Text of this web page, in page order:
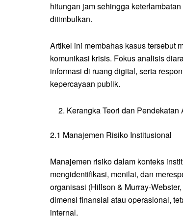
hitungan jam sehingga
ditimbulkan.
Artikel ini membahas kasus tersebut
komunikasi krisis. Fokus analisis
informasi di ruang digital, serta
kepercayaan publik.
Kerangka Teori dan Pendekatan
2.1 Manajemen Risiko Institusional
Manajemen risiko dalam konteks
mengidentifikasi, menilai, dan
organisasi (Hillson & Murray-
dimensi finansial atau operasional,
internal.